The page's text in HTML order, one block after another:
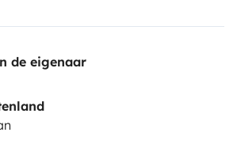
de eigenaar